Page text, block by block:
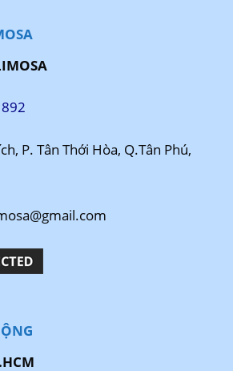
P. Tân Thới Hòa, Q.Tân Phú,